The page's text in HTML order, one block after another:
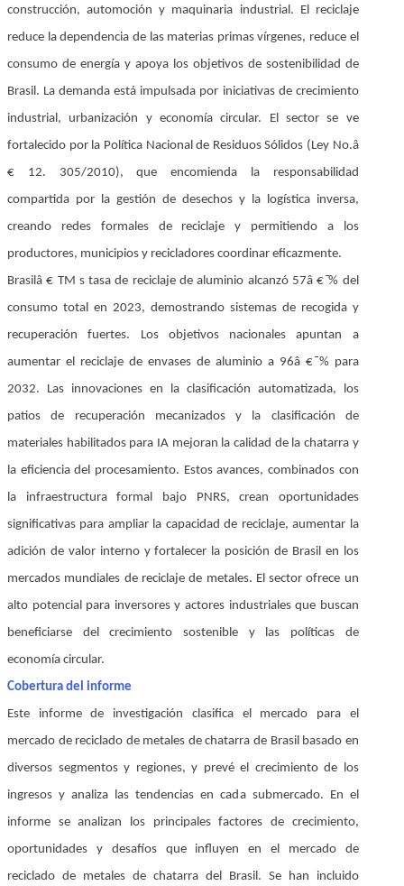
construcción, automoción y maquinaria industrial. El reciclaje
reduce la dependencia de las materias primas vírgenes, reduce el
consumo de energía y apoya los objetivos de sostenibilidad de
Brasil. La demanda está impulsada por iniciativas de crecimiento
industrial, urbanización y economía circular. El sector se ve
fortalecido por la Política Nacional de Residuos Sólidos (Ley No.â
€ 12. 305/2010), que encomienda la responsabilidad
compartida por la gestión de desechos y la logística inversa,
creando redes formales de reciclaje y permitiendo a los
productores, municipios y recicladores coordinar eficazmente.
Brasilâ € TM s tasa de reciclaje de aluminio alcanzó 57â € ̄% del
consumo total en 2023, demostrando sistemas de recogida y
recuperación fuertes. Los objetivos nacionales apuntan a
aumentar el reciclaje de envases de aluminio a 96â € ̄% para
2032. Las innovaciones en la clasificación automatizada, los
patios de recuperación mecanizados y la clasificación de
materiales habilitados para IA mejoran la calidad de la chatarra y
la eficiencia del procesamiento. Estos avances, combinados con
la infraestructura formal bajo PNRS, crean oportunidades
significativas para ampliar la capacidad de reciclaje, aumentar la
adición de valor interno y fortalecer la posición de Brasil en los
mercados mundiales de reciclaje de metales. El sector ofrece un
alto potencial para inversores y actores industriales que buscan
beneficiarse del crecimiento sostenible y las políticas de
economía circular.
Cobertura del informe
Este informe de investigación clasifica el mercado para el
mercado de reciclado de metales de chatarra de Brasil basado en
diversos segmentos y regiones, y prevé el crecimiento de los
ingresos y analiza las tendencias en cada submercado. En el
informe se analizan los principales factores de crecimiento,
oportunidades y desafíos que influyen en el mercado de
reciclado de metales de chatarra del Brasil. Se han incluido